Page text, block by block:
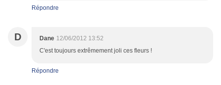
Répondre
D Dane 12/06/2012 13:52
C'est toujours extrêmement joli ces fleurs !
Répondre